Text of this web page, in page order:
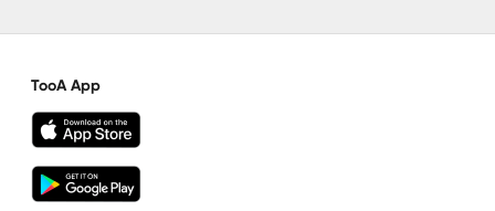
TooA App